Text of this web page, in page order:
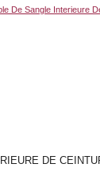
De Sangle Interieure
DE